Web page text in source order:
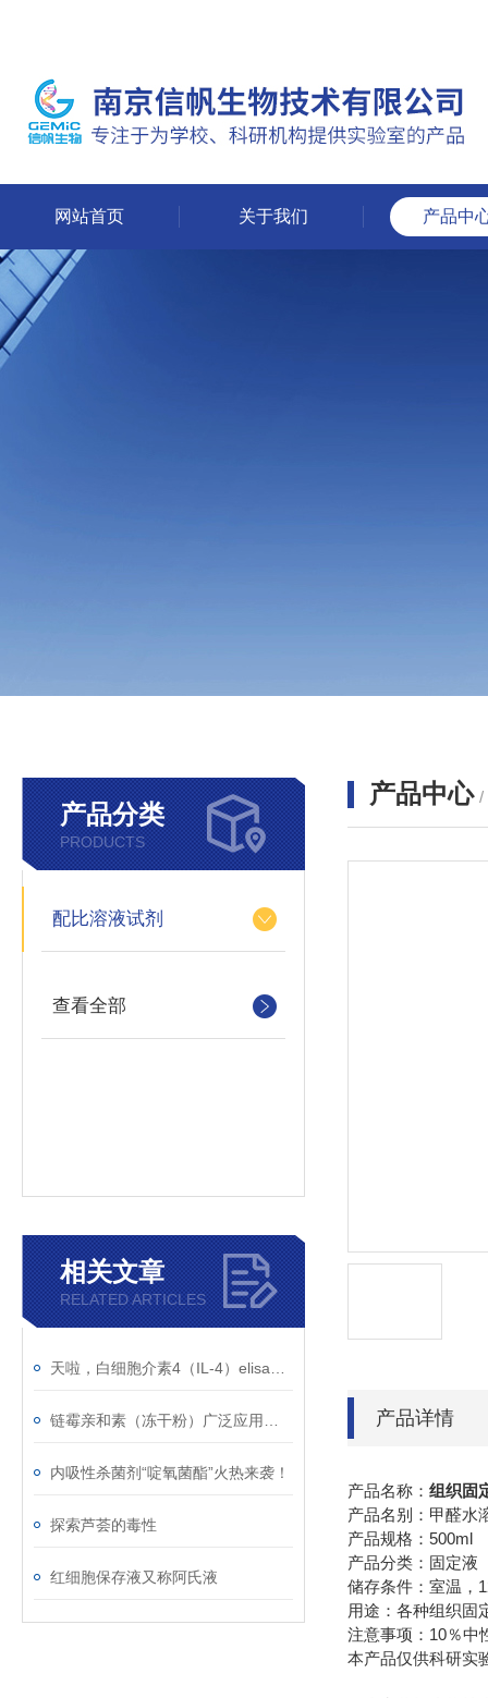
网站首页 关于我们 产品中
产品分类
PRODUCTS
配比溶液试剂
查看全部
相关文章
RELATED ARTICLES
内吸性杀菌剂“啶氧菌酯”火热来袭！
探索芦荟的毒性
红细胞保存液又称阿氏液
产品中心 /
产品详情
产品名称： 组织固
产品名别：甲醛水
产品规格：500ml
产品分类：固定液
储存条件：室温，
用途：各种组织固
注意事项：10％中
本产品仅供科研实